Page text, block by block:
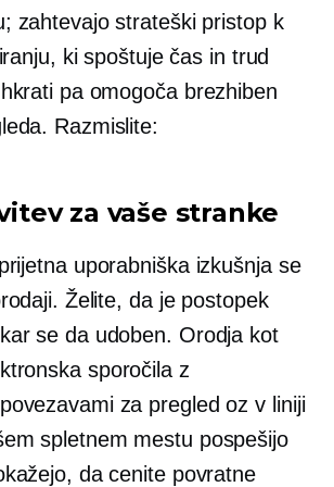
zahtevajo strateški pristop k
ki spoštuje čas in trud
pa omogoča brezhiben
Razmislite:
za vaše stranke
prijetna uporabniška izkušnja se
Želite, da je postopek
se da udoben. Orodja kot
sporočila z
za pregled ozv liniji
spletnem mestu pospešijo
da cenite povratne